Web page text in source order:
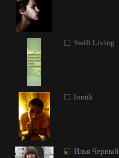
Swift Living
lomik
Илья Черный